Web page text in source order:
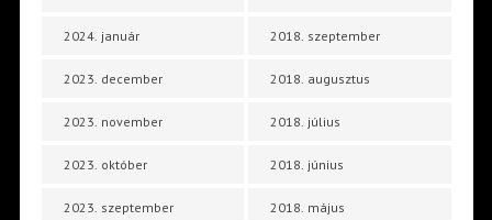
2024. január
2023. december
2023. november
2023. október
2023. szeptember
2018. szeptember
2018. augusztus
2018. július
2018. június
2018. május